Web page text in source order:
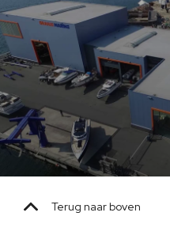
Terug naar boven